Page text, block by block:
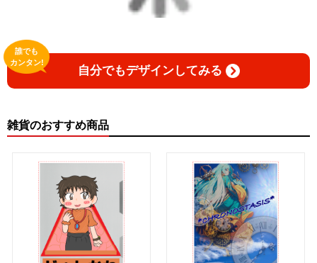
自分でもデザインしてみる
誰でも
カンタン!
雑貨のおすすめ商品